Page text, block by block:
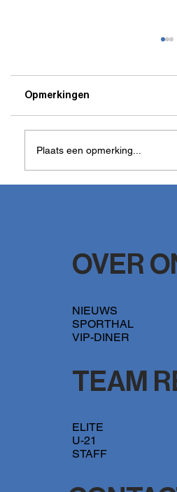
Opmerkingen
Plaats een opmerking...
TEAM
ELITE
U-21
STAFF
OVER
NIEUWS
SPORTHAL
VIP-DINER